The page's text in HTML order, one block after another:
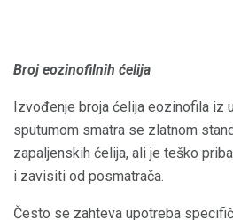
Broj eozinofilnih ćelija
Izvođenje broja ćelija eozinofila iz
sputumom smatra se zlatnom
zapaljenskih ćelija, ali je teško
i zavisiti od posmatrača.
Često se zahteva upotreba